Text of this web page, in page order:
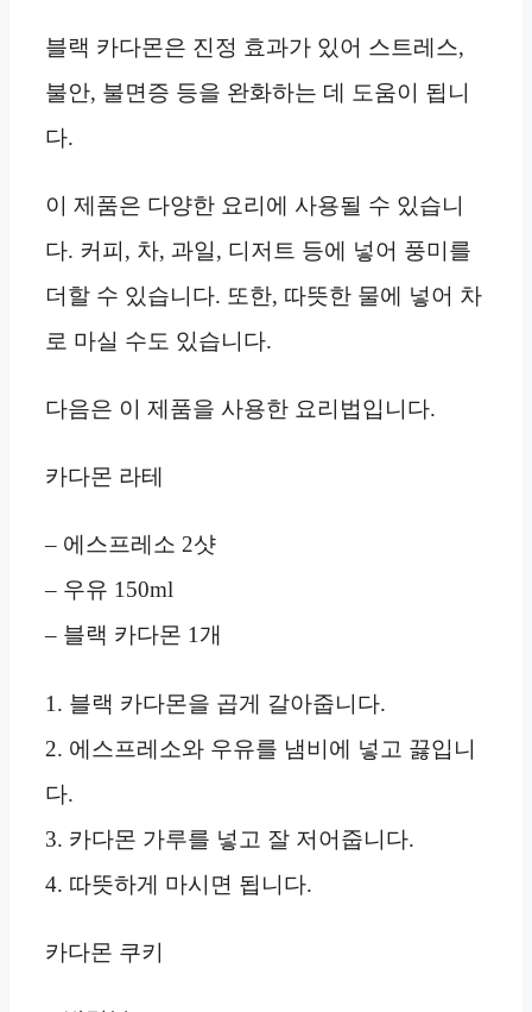
블랙 카다몬은 진정 효과가 있어 스트레스,
불안, 불면증 등을 완화하는 데 도움이 됩니
다.
이 제품은 다양한 요리에 사용될 수 있습니
다. 커피, 차, 과일, 디저트 등에 넣어 풍미를
더할 수 있습니다. 또한, 따뜻한 물에 넣어 차
로 마실 수도 있습니다.
다음은 이 제품을 사용한 요리법입니다.
카다몬 라테
– 에스프레소 2샷
– 우유 150ml
– 블랙 카다몬 1개
1. 블랙 카다몬을 곱게 갈아줍니다.
2. 에스프레소와 우유를 냄비에 넣고 끓입니
다.
3. 카다몬 가루를 넣고 잘 저어줍니다.
4. 따뜻하게 마시면 됩니다.
카다몬 쿠키